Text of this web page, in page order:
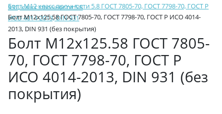
931, класс прочности 5.8
Болт М12 класс прочности 5.8 ГОСТ 7805-70, ГОСТ 7798-70, ГОСТ Р
ИСО 4014-2013, DIN 931
Болт М12х125.58 ГОСТ 7805-70, ГОСТ 7798-70, ГОСТ Р ИСО 4014-
2013, DIN 931 (без покрытия)
Болт М12х125.58 ГОСТ 7805-
70, ГОСТ 7798-70, ГОСТ Р
ИСО 4014-2013, DIN 931 (без
покрытия)